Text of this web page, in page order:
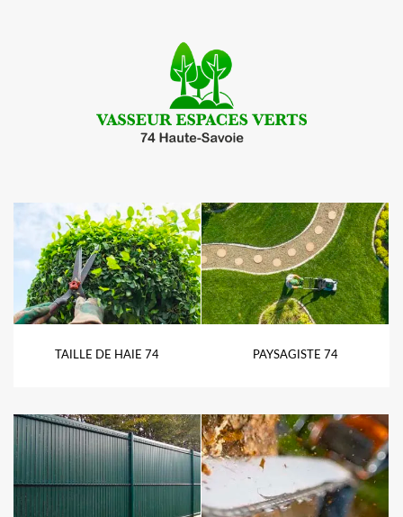
TAILLE DE HAIE 74 PAYSAGISTE 74